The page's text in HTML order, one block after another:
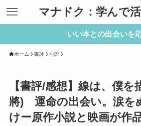
マナドク：学んで
いい本との出会いを
ホーム 書評 小説
【書評/感想】線は、僕を
將) 運命の出会い。涙を
けー原作小説と映画が作